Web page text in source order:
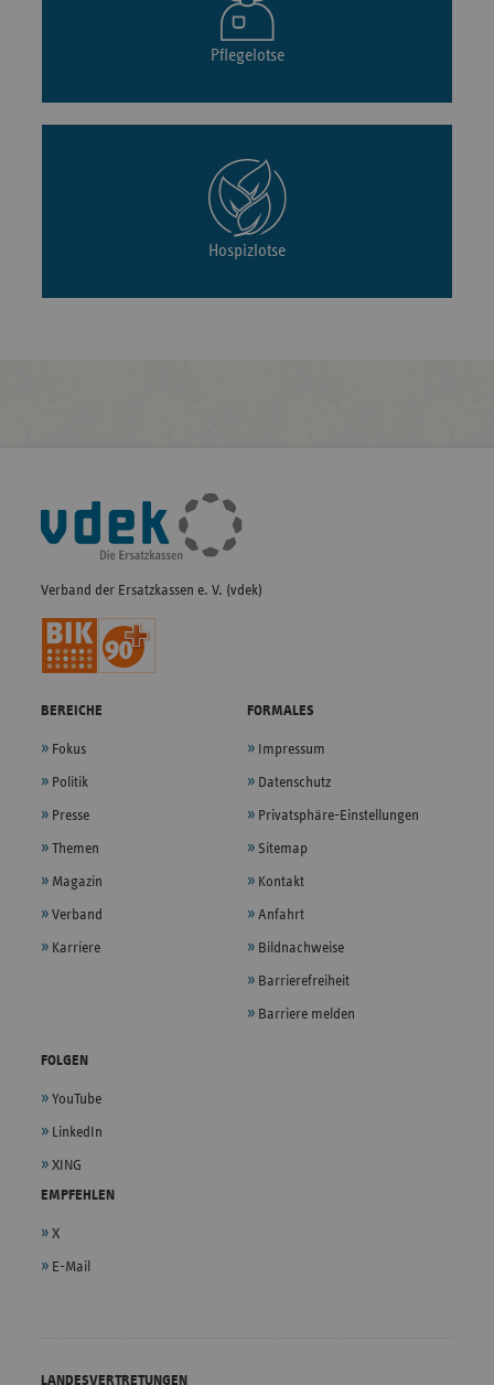
Pflegelotse
Hospizlotse
Fußleisten-
Navigation
Verband der Ersatzkassen e. V. (vdek)
BEREICHE
Fokus
Politik
Presse
Themen
Magazin
Verband
Karriere
FORMALES
Impressum
Datenschutz
Privatsphäre-Einstellungen
Sitemap
Kontakt
Anfahrt
Bildnachweise
Barrierefreiheit
Barriere melden
FOLGEN
YouTube
LinkedIn
XING
EMPFEHLEN
X
E-Mail
LANDESVERTRETUNGEN